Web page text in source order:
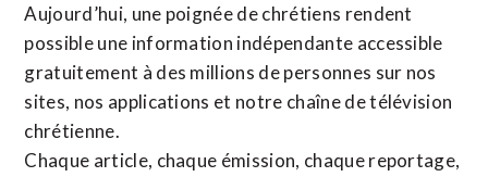
Aujourd’hui, une poignée de chrétiens rendent
possible une information indépendante accessible
gratuitement à des millions de personnes sur nos
sites, nos applications et notre chaîne de télévision
chrétienne.
Chaque article, chaque émission, chaque reportage,